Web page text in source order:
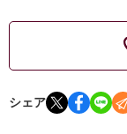
シェア